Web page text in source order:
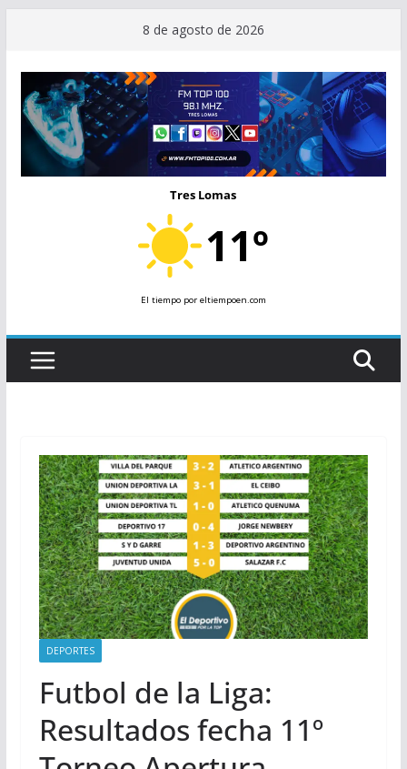
contenido
8 de agosto de 2026
Tres Lomas
11º
El tiempopor eltiempoen.com
DEPORTES
Futbol de la Liga:
Resultados fecha 11º